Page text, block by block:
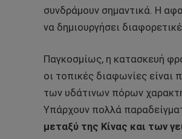
συνδράμουν σημαντικά. Η
να δημιουργήσει
Παγκοσμίως, η κατασκευή
οι τοπικές διαφωνίες είναι
των υδάτινων πόρων
Υπάρχουν πολλά
μεταξύ της Κίνας και των